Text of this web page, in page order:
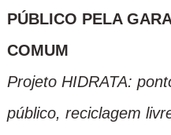
PÚBLICO PELA
COMUM
Projeto HIDRATA:
público, reciclagem